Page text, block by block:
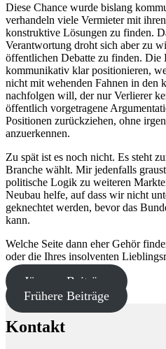
Diese Chance wurde bislang
verhandeln viele Vermieter mit
konstruktive Lösungen zu finden.
Verantwortung droht sich aber zu
öffentlichen Debatte zu finden. Die
kommunikativ klar positionieren,
nicht mit wehenden Fahnen in den
nachfolgen will, der nur Verlierer
öffentlich vorgetragene
Positionen zurückziehen, ohne
anzuerkennen.
Zu spät ist es noch nicht. Es steht
Branche wählt. Mir jedenfalls
politische Logik zu weiteren
Neubau helfe, auf dass wir nicht
geknechtet werden, bevor das
kann.
Welche Seite dann eher Gehör
oder die Ihres insolventen
Jüngere Beiträge
Frühere Beiträge
Kontakt